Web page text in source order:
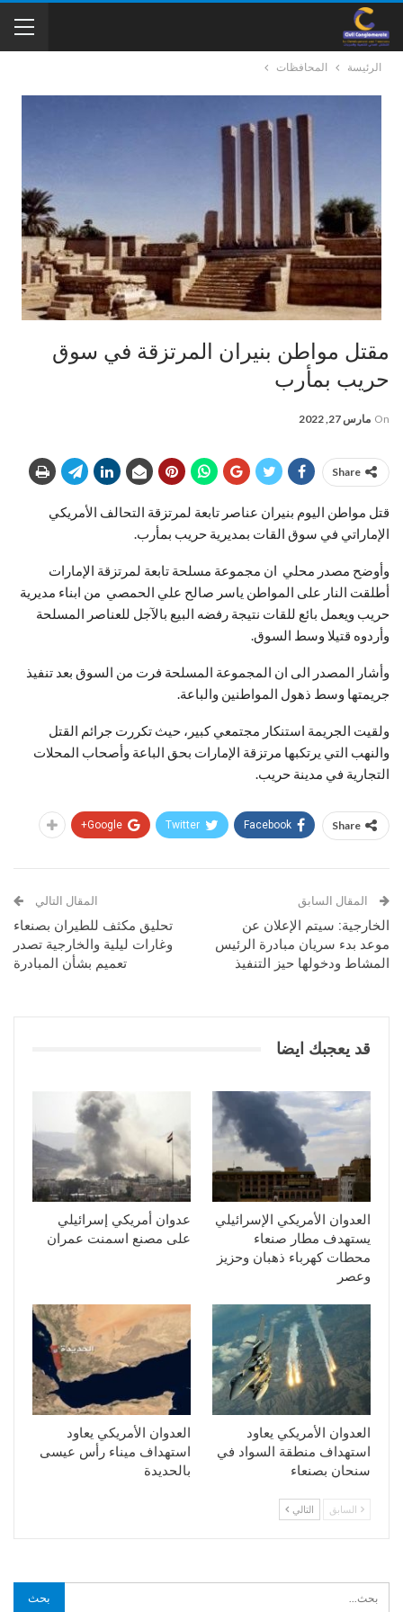
الرئيسة المحافظات
مقتل مواطن بنيران المرتزقة في سوق
حريب بمأرب
On مارس 27, 2022
Share
قتل مواطن اليوم بنيران عناصر تابعة لمرتزقة التحالف الأمريكي
الإماراتي في سوق القات بمديرية حريب بمأرب.
وأوضح مصدر محلي ان مجموعة مسلحة تابعة لمرتزقة الإمارات
أطلقت النار على المواطن ياسر صالح علي الحمصي من ابناء مديرية
حريب ويعمل بائع للقات نتيجة رفضه البيع بالآجل للعناصر المسلحة
وأردوه قتيلا وسط السوق.
وأشار المصدر الى ان المجموعة المسلحة فرت من السوق بعد تنفيذ
جريمتها وسط ذهول المواطنين والباعة.
ولقيت الجريمة استنكار مجتمعي كبير، حيث تكررت جرائم القتل
والنهب التي يرتكبها مرتزقة الإمارات بحق الباعة وأصحاب المحلات
التجارية في مدينة حريب.
Share
Facebook
Twitter
Google+
المقال السابق
الخارجية: سيتم الإعلان عن
موعد بدء سريان مبادرة الرئيس
المشاط ودخولها حيز التنفيذ
المقال التالي
تحليق مكثف للطيران بصنعاء
وغارات ليلية والخارجية تصدر
تعميم بشأن المبادرة
قد يعجبك ايضا
العدوان الأمريكي الإسرائيلي
يستهدف مطار صنعاء
محطات كهرباء ذهبان وحزيز
وعصر
عدوان أمريكي إسرائيلي
على مصنع اسمنت عمران
العدوان الأمريكي يعاود
استهداف منطقة السواد في
سنحان بصنعاء
العدوان الأمريكي يعاود
استهداف ميناء رأس عيسى
بالحديدة
السابق التالي